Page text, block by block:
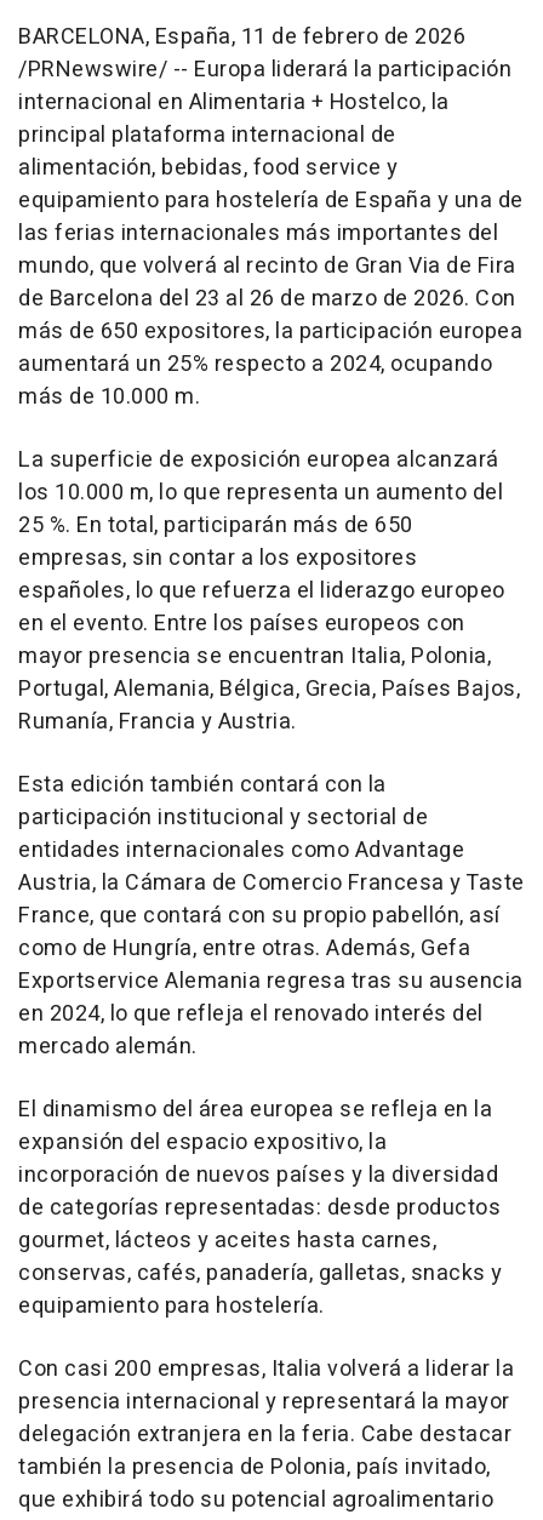
BARCELONA, España, 11 de febrero de 2026
/PRNewswire/ -- Europa liderará la participación
internacional en Alimentaria + Hostelco, la
principal plataforma internacional de
alimentación, bebidas, food service y
equipamiento para hostelería de España y una de
las ferias internacionales más importantes del
mundo, que volverá al recinto de Gran Via de Fira
de Barcelona del 23 al 26 de marzo de 2026. Con
más de 650 expositores, la participación europea
aumentará un 25% respecto a 2024, ocupando
más de 10.000 m.
La superficie de exposición europea alcanzará
los 10.000 m, lo que representa un aumento del
25 %. En total, participarán más de 650
empresas, sin contar a los expositores
españoles, lo que refuerza el liderazgo europeo
en el evento. Entre los países europeos con
mayor presencia se encuentran Italia, Polonia,
Portugal, Alemania, Bélgica, Grecia, Países Bajos,
Rumanía, Francia y Austria.
Esta edición también contará con la
participación institucional y sectorial de
entidades internacionales como Advantage
Austria, la Cámara de Comercio Francesa y Taste
France, que contará con su propio pabellón, así
como de Hungría, entre otras. Además, Gefa
Exportservice Alemania regresa tras su ausencia
en 2024, lo que refleja el renovado interés del
mercado alemán.
El dinamismo del área europea se refleja en la
expansión del espacio expositivo, la
incorporación de nuevos países y la diversidad
de categorías representadas: desde productos
gourmet, lácteos y aceites hasta carnes,
conservas, cafés, panadería, galletas, snacks y
equipamiento para hostelería.
Con casi 200 empresas, Italia volverá a liderar la
presencia internacional y representará la mayor
delegación extranjera en la feria. Cabe destacar
también la presencia de Polonia, país invitado,
que exhibirá todo su potencial agroalimentario